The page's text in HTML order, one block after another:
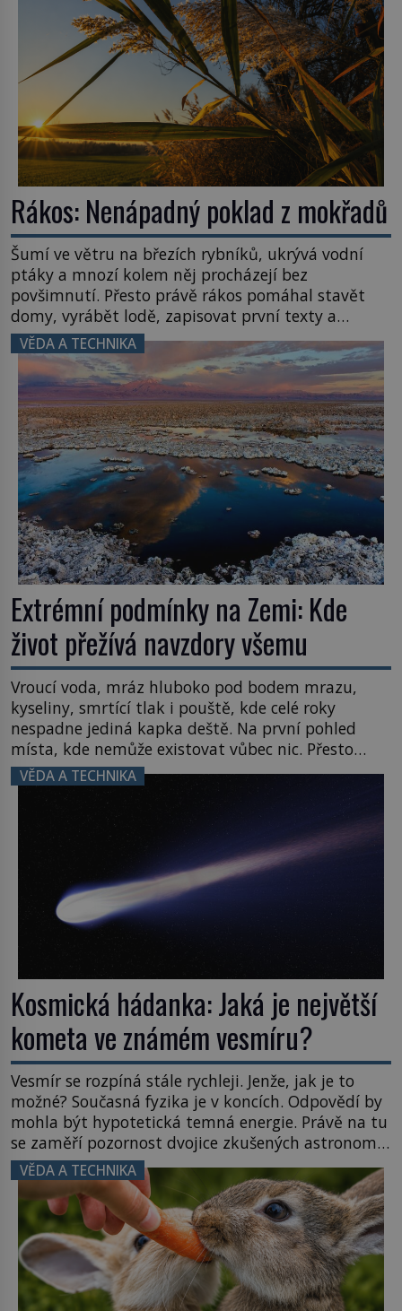
Rákos: Nenápadný poklad z mokřadů
Šumí ve větru na březích rybníků, ukrývá vodní
ptáky a mnozí kolem něj procházejí bez
povšimnutí. Přesto právě rákos pomáhal stavět
domy, vyrábět lodě, zapisovat první texty a
inspiroval řadu pověstí. Tato skromná, ale
užitečná rostlina provází člověka už tisíce let.
Většina lidí vnímá rákos jen jako obyčejnou kulisu
letního koupání. Stačí se však podívat […]
VĚDA A TECHNIKA
Extrémní podmínky na Zemi: Kde
život přežívá navzdory všemu
Vroucí voda, mráz hluboko pod bodem mrazu,
kyseliny, smrtící tlak i pouště, kde celé roky
nespadne jediná kapka deště. Na první pohled
místa, kde nemůže existovat vůbec nic. Přesto
právě tady vědci objevují organismy, které
posouvají hranice života. Každý nový nález mění
naše představy o tom, co všechno dokáže příroda a
napovídá, kde bychom jednou […]
VĚDA A TECHNIKA
Kosmická hádanka: Jaká je největší
kometa ve známém vesmíru?
Vesmír se rozpíná stále rychleji. Jenže, jak je to
možné? Současná fyzika je v koncích. Odpovědí by
mohla být hypotetická temná energie. Právě na tu
se zaměří pozornost dvojice zkušených astronomů.
Namísto ní ale objeví něco mnohem
hmatatelnějšího. Naprosto rekordní kometu!
Astronomové Pedro Bernardinelli a Gary Bernstein
mravenčí prací zkoumají archivní snímky v rámci
Průzkumu temné energie […]
VĚDA A TECHNIKA